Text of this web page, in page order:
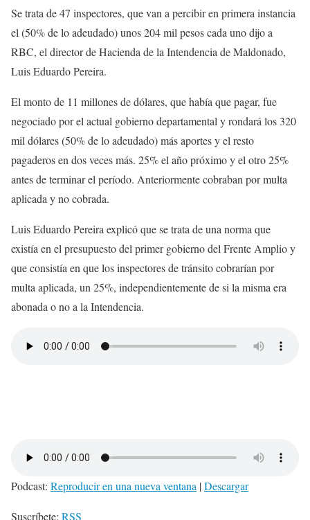
Se trata de 47 inspectores, que van a percibir en primera instancia
el (50% de lo adeudado) unos 204 mil pesos cada uno dijo a
RBC, el director de Hacienda de la Intendencia de Maldonado,
Luis Eduardo Pereira.
El monto de 11 millones de dólares, que había que pagar, fue
negociado por el actual gobierno departamental y rondará los 320
mil dólares (50% de lo adeudado) más aportes y el resto
pagaderos en dos veces más. 25% el año próximo y el otro 25%
antes de terminar el período. Anteriormente cobraban por multa
aplicada y no cobrada.
Luis Eduardo Pereira explicó que se trata de una norma que
existía en el presupuesto del primer gobierno del Frente Amplio y
que consistía en que los inspectores de tránsito cobrarían por
multa aplicada, un 25%, independientemente de si la misma era
abonada o no a la Intendencia.
Podcast: Reproducir en una nueva ventana |Descargar
Suscríbete: RSS